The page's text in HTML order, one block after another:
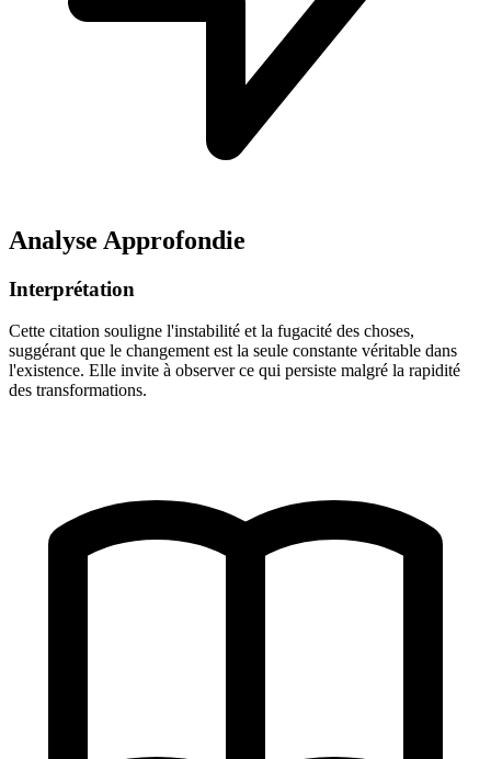
Analyse Approfondie
Interprétation
Cette citation souligne l'instabilité et la fugacité des choses,
suggérant que le changement est la seule constante véritable dans
l'existence. Elle invite à observer ce qui persiste malgré la rapidité
des transformations.